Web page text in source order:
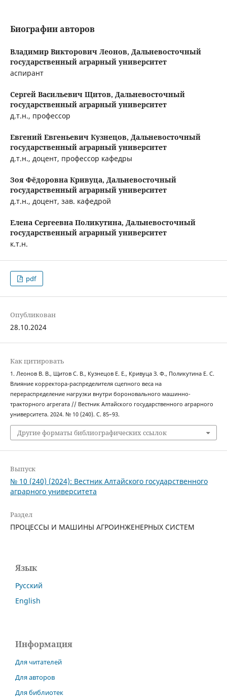
Биографии авторов
Владимир Викторович Леонов, Дальневосточный
государственный аграрный университет
аспирант
Сергей Васильевич Щитов, Дальневосточный
государственный аграрный университет
д.т.н., профессор
Евгений Евгеньевич Кузнецов, Дальневосточный
государственный аграрный университет
д.т.н., доцент, профессор кафедры
Зоя Фёдоровна Кривуца, Дальневосточный
государственный аграрный университет
д.т.н., доцент, зав. кафедрой
Елена Сергеевна Поликутина, Дальневосточный
государственный аграрный университет
к.т.н.
pdf
Опубликован
28.10.2024
Как цитировать
1. Леонов В. В., Щитов С. В., Кузнецов Е. Е., Кривуца З. Ф., Поликутина Е. С.
Влияние корректора-распределителя сцепного веса на
перераспределение нагрузки внутри бороновального машинно-
тракторного агрегата // Вестник Алтайского государственного аграрного
университета. 2024. № 10 (240). С. 85–93.
Другие форматы библиографических ссылок
Выпуск
№ 10 (240) (2024): Вестник Алтайского государственного
аграрного университета
Раздел
ПРОЦЕССЫ И МАШИНЫ АГРОИНЖЕНЕРНЫХ СИСТЕМ
Язык
Русский
English
Информация
Для читателей
Для авторов
Для библиотек